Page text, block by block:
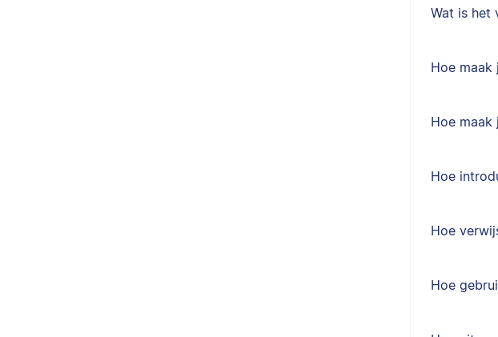
Wat is het
Hoe
Hoe maak
Hoe
Hoe
Hoe